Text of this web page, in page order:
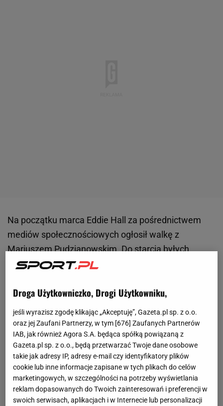
Na początku marca Eddie Hall za pośrednictwem
mediów społecznościowych ogłosił walkę z
Mariuszem Pudzianowskim. Do starcia byłych
strongmanów miało dojść na gali XTB
Droga Użytkowniczko, Drogi Użytkowniku,
jeśli wyrazisz zgodę klikając „Akceptuję”, Gazeta.pl sp. z o.o.
oraz jej Zaufani Partnerzy, w tym [676] Zaufanych Partnerów
IAB, jak również Agora S.A. będąca spółką powiązaną z
Gazeta.pl sp. z o.o., będą przetwarzać Twoje dane osobowe
takie jak adresy IP, adresy e-mail czy identyfikatory plików
cookie lub inne informacje zapisane w tych plikach do celów
marketingowych, w szczególności na potrzeby wyświetlania
reklam dopasowanych do Twoich zainteresowań i preferencji w
swoich serwisach, aplikacjach i w Internecie lub personalizacji